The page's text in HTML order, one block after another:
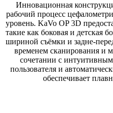
Инновационная
рабочий процесс
уровень. KaVo OP 3D
такие как боковая и детская
шириной съёмки и задне-
временем сканирования и
сочетании с
пользователя и
обеспечивает